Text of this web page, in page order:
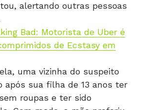
alertando outras pessoas
Bad: Motorista de Uber é
de Ecstasy em
uma vizinha do suspeito
após sua filha de 13 anos ter
roupas e ter sido